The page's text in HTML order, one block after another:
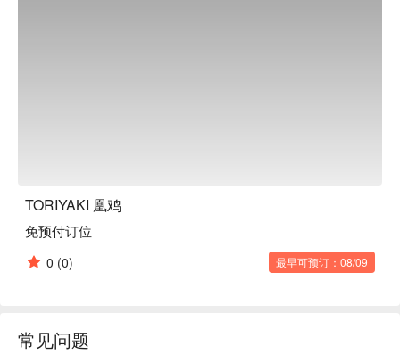
TORIYAKI 凰鸡
免预付订位
0 (0) 最早可预订：08/09
常见问题